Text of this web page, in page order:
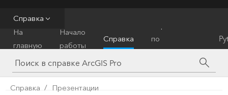
Справка
На
главную
Начало
работы
Справка
по
инструментам
Справка Презентации